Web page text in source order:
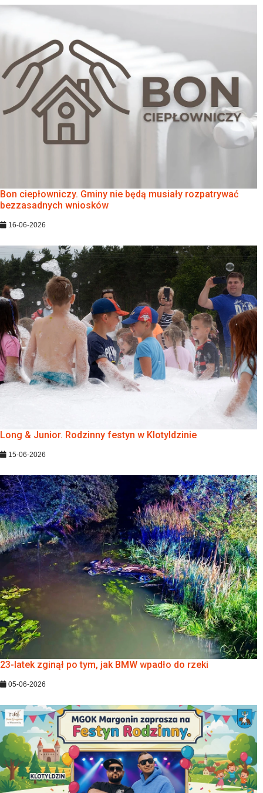
Bon ciepłowniczy. Gminy nie będą musiały rozpatrywać
bezzasadnych wniosków
16-06-2026
Long & Junior. Rodzinny festyn w Klotyldzinie
15-06-2026
23-latek zginął po tym, jak BMW wpadło do rzeki
05-06-2026